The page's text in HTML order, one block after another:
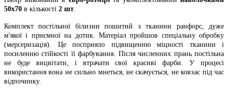
50х70 в кількості 2 шт
Комплект постільної білизни пошитий з тканини ранфорс, дуже
м'якої і приємної на дотик. Матеріал пройшов спеціальну обробку
(мерсеризація). Це посприяло підвищенню міцності тканини і
посиленню стійкості її фарбування. Після численних прань постільна
не буде вицвітати, і втрачати свої красиві фарби. У процесі
використання вона не сильно мнеться, не скачується, не ковзає під час
відпочинку.